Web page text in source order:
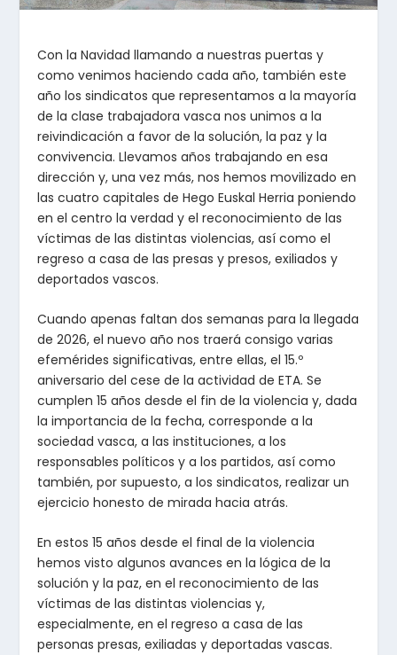
Con la Navidad llamando a nuestras puertas y
como venimos haciendo cada año, también este
año los sindicatos que representamos a la mayoría
de la clase trabajadora vasca nos unimos a la
reivindicación a favor de la solución, la paz y la
convivencia. Llevamos años trabajando en esa
dirección y, una vez más, nos hemos movilizado en
las cuatro capitales de Hego Euskal Herria poniendo
en el centro la verdad y el reconocimiento de las
víctimas de las distintas violencias, así como el
regreso a casa de las presas y presos, exiliados y
deportados vascos.
Cuando apenas faltan dos semanas para la llegada
de 2026, el nuevo año nos traerá consigo varias
efemérides significativas, entre ellas, el 15.º
aniversario del cese de la actividad de ETA. Se
cumplen 15 años desde el fin de la violencia y, dada
la importancia de la fecha, corresponde a la
sociedad vasca, a las instituciones, a los
responsables políticos y a los partidos, así como
también, por supuesto, a los sindicatos, realizar un
ejercicio honesto de mirada hacia atrás.
En estos 15 años desde el final de la violencia
hemos visto algunos avances en la lógica de la
solución y la paz, en el reconocimiento de las
víctimas de las distintas violencias y,
especialmente, en el regreso a casa de las
personas presas, exiliadas y deportadas vascas.